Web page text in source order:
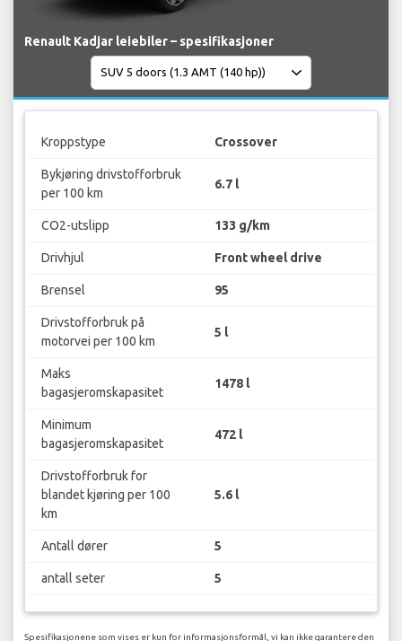
Renault Kadjar leiebiler – spesifikasjoner
Kroppstype Crossover
Bykjøring drivstofforbruk
per 100 km
6.7 l
CO2-utslipp 133 g/km
Drivhjul Front wheel drive
Brensel 95
Drivstofforbruk på
motorvei per 100 km
5 l
Maks
bagasjeromskapasitet
1478 l
Minimum
bagasjeromskapasitet
472 l
Drivstofforbruk for
blandet kjøring per 100
km
5.6 l
Antall dører 5
antall seter 5
Spesifikasjonene som vises er kun for informasjonsformål, vi kan ikke garantere den